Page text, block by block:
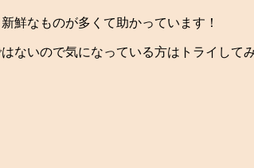
鮮なものが多くて助かっています！
ないので気になっている方はトライして